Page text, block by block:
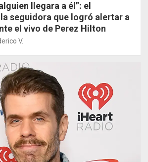
llegara a él”: el
seguidora que logró alertar a
el vivo de Perez Hilton
V.